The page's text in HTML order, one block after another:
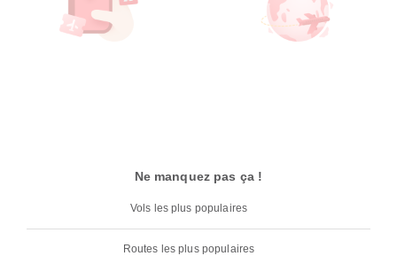
Ne manquez pas ça !
Vols les plus populaires
Routes les plus populaires